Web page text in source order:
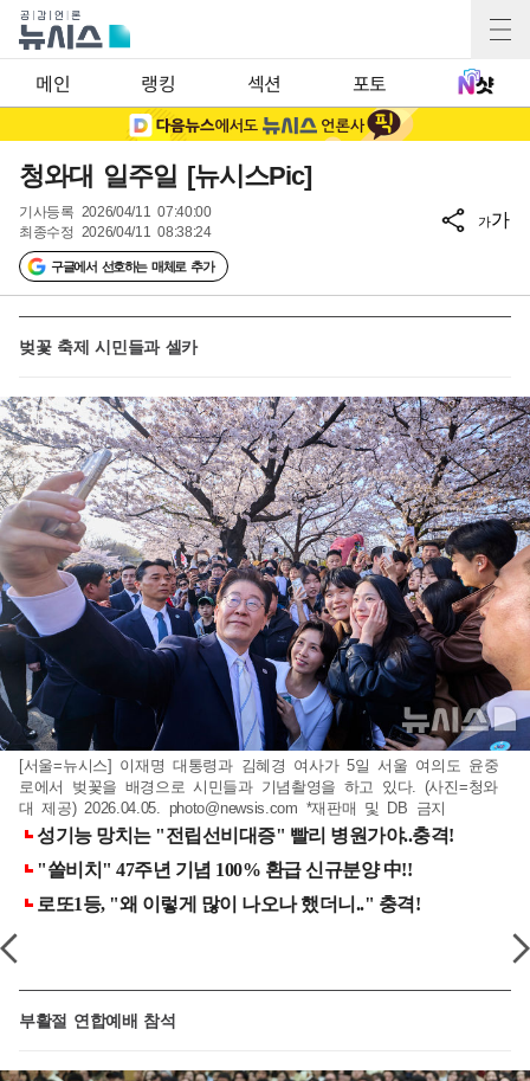
메인 랭킹 섹션 포토
청와대 일주일 [뉴시스Pic]
기사등록 2026/04/11 07:40:00
최종수정 2026/04/11 08:38:24
구글에서 선호하는 매체로 추가
가가
벚꽃 축제 시민들과 셀카
[서울=뉴시스] 이재명 대통령과 김혜경 여사가 5일 서울 여의도 윤중
로에서 벚꽃을 배경으로 시민들과 기념촬영을 하고 있다. (사진=청와
대 제공) 2026.04.05. photo@newsis.com *재판매 및 DB 금지
부활절 연합예배 참석